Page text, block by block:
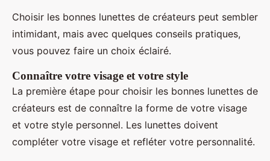
Choisir les bonnes lunettes de créateurs peut sembler
intimidant, mais avec quelques conseils pratiques,
vous pouvez faire un choix éclairé.
Connaître votre visage et votre style
La première étape pour choisir les bonnes lunettes de
créateurs est de connaître la forme de votre visage
et votre style personnel. Les lunettes doivent
compléter votre visage et refléter votre personnalité.